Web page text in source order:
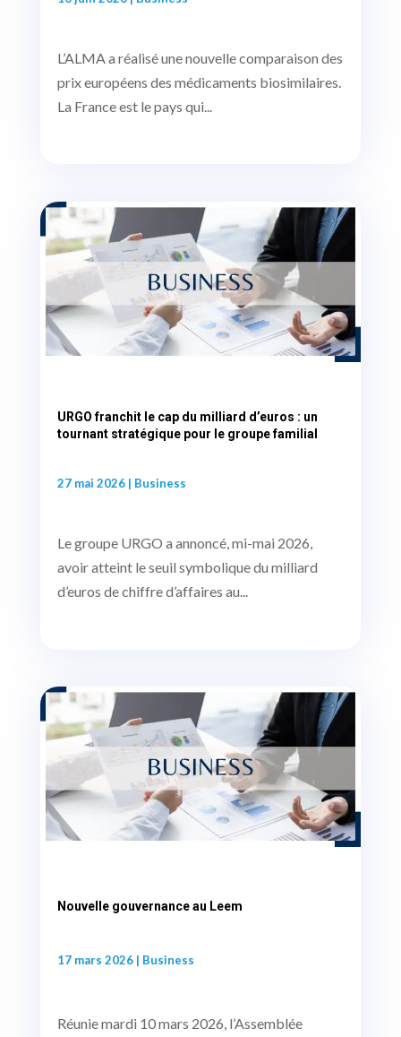
L’ALMA a réalisé une nouvelle comparaison des
prix européens des médicaments biosimilaires.
La France est le pays qui...
URGO franchit le cap du milliard d’euros : un
tournant stratégique pour le groupe familial
27 mai 2026| Business
Le groupe URGO a annoncé, mi-mai 2026,
avoir atteint le seuil symbolique du milliard
d’euros de chiffre d’affaires au...
Nouvelle gouvernance au Leem
17 mars 2026| Business
Réunie mardi 10 mars 2026, l’Assemblée